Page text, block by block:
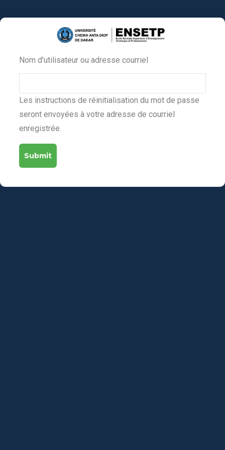
au
Primary
tabs
Nom d'utilisateur ou adresse courriel
Les instructions de réinitialisation du mot de passe
seront envoyées à votre adresse de courriel
enregistrée.